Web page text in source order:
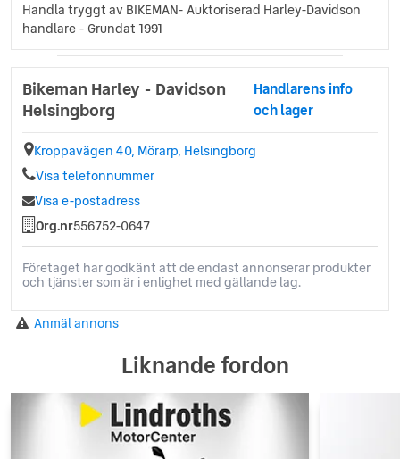
Handla tryggt av BIKEMAN- Auktoriserad Harley-Davidson
handlare - Grundat 1991
Bikeman Harley - Davidson
Helsingborg
Handlarens info
och lager
Kroppavägen 40, Mörarp, Helsingborg
Visa telefonnummer
Visa e-postadress
Org.nr556752-0647
Företaget har godkänt att de endast annonserar produkter
och tjänster som är i enlighet med gällande lag.
Anmäl annons
Liknande fordon